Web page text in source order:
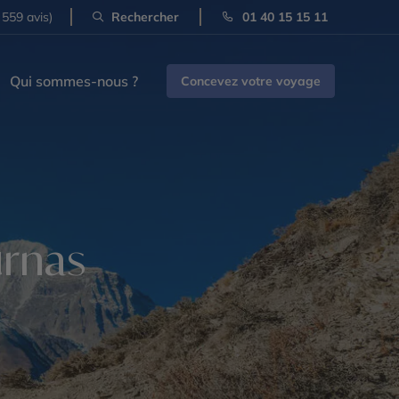
avis) Rechercher 01 40 15 15 11
Qui sommes-nous ? Concevez votre voyage